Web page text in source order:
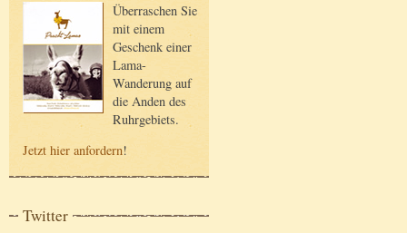
Überraschen Sie
mit einem
Geschenk einer
Lama-
Wanderung auf
die Anden des
Ruhrgebiets.
Jetzt hier anfordern!
Twitter